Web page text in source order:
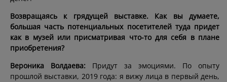
Возвращаясь к грядущей выставке. Как вы думаете,
большая часть потенциальных посетителей туда придет
как в музей или присматривая что-то для себя в плане
приобретения?
Вероника Волдаева: Придут за эмоциями. По опыту
прошлой выставки, 2019 года: я вижу лица в первый день,